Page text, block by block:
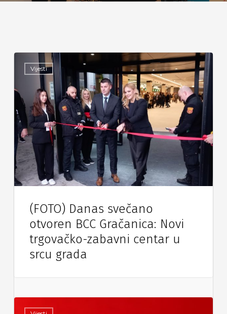
Vijesti
(FOTO) Danas svečano
otvoren BCC Gračanica: Novi
trgovačko-zabavni centar u
srcu grada